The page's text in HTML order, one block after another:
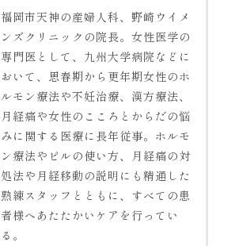
福岡市天神の産婦人科、野崎ウイメ
ンズクリニックの院長。女性医学の
専門医として、九州大学病院などに
おいて、思春期から更年期女性のホ
ルモン療法や不妊治療、漢方療法、
月経痛や女性のこころとからだの悩
みに関する医療に長年従事。ホルモ
ン療法やピルの使い方、月経痛の対
処法や月経移動の説明にも精通した
熟練スタッフとともに、すべての患
者様へあたたかいケアを行ってい
る。